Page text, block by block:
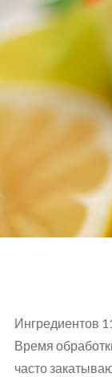
Ингредиентов
Время
часто